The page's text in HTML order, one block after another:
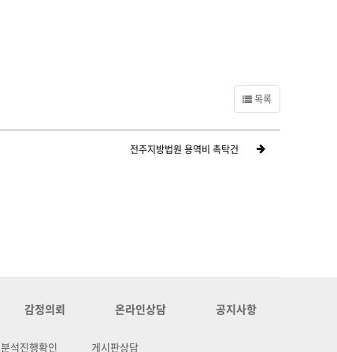
목록
전주지방법원 용역비 촉탁건
감정의뢰
분석진행확인
온라인상담
게시판상담
공지사항